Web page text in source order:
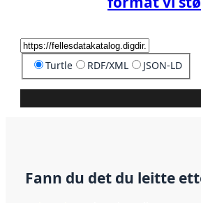
Turtle RDF/XML JSON-LD
Fann du det du leitte